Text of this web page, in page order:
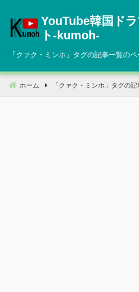
へ
動
YouTube韓国ド
ト‐kumoh‐
「クァク・ミンホ 」タグの記事一覧のペ
ホーム 「 クァク・ミンホ 」タグの